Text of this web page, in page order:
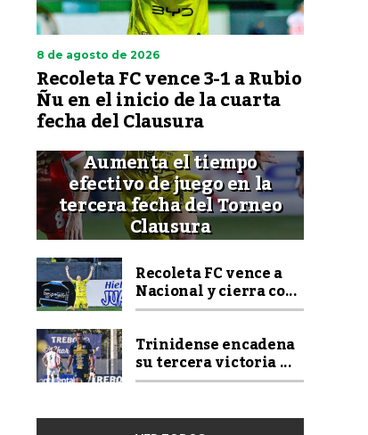
8 de agosto de 2026
Recoleta FC vence 3-1 a Rubio
Ñu en el inicio de la cuarta
fecha del Clausura
Aumenta el tiempo
efectivo de juego en la
tercera fecha del Torneo
Clausura
Recoleta FC vence a
Nacional y cierra co...
Trinidense encadena
su tercera victoria ...